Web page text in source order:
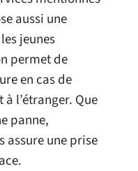
aussi une
jeunes
permet de
en cas de
l’étranger. Que
panne,
assure une prise